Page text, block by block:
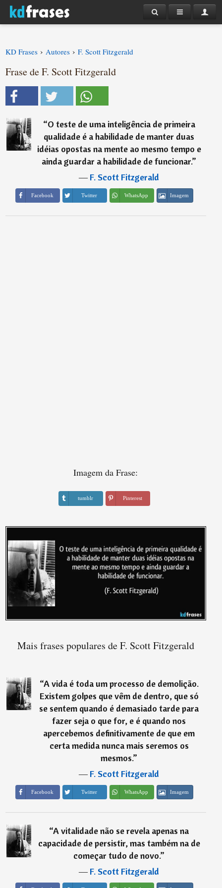
KD Frases › Autores › F. Scott Fitzgerald
Frase de F. Scott Fitzgerald
“O teste de uma inteligência de primeira
qualidade é a habilidade de manter duas
idéias opostas na mente ao mesmo tempo e
ainda guardar a habilidade de funcionar.”
―F. Scott Fitzgerald
Facebook Twitter WhatsApp Imagem
Imagem da Frase:
tumblr Pinterest
Mais frases populares de F. Scott Fitzgerald
“A vida é toda um processo de demolição.
Existem golpes que vêm de dentro, que só
se sentem quando é demasiado tarde para
fazer seja o que for, e é quando nos
apercebemos definitivamente de que em
certa medida nunca mais seremos os
mesmos.”
―F. Scott Fitzgerald
Facebook Twitter WhatsApp Imagem
“A vitalidade não se revela apenas na
capacidade de persistir, mas também na de
começar tudo de novo.”
―F. Scott Fitzgerald